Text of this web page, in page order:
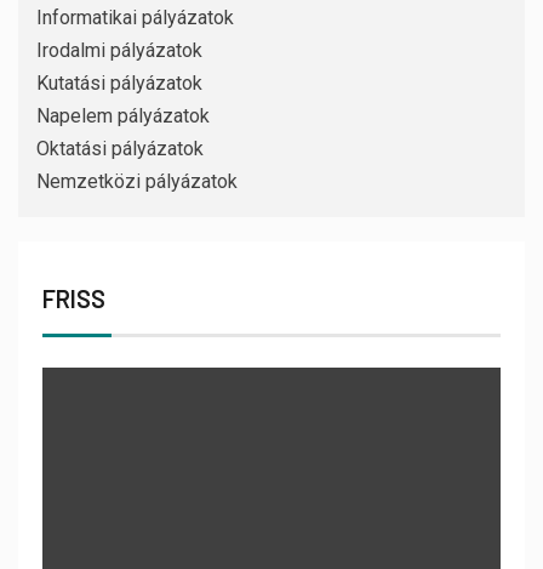
Informatikai pályázatok
Irodalmi pályázatok
Kutatási pályázatok
Napelem pályázatok
Oktatási pályázatok
Nemzetközi pályázatok
FRISS